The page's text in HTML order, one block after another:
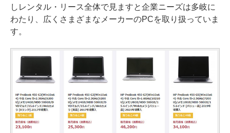
しレンタル・リース全体で見ますと企業ニーズは多岐に
わたり、広くさまざまなメーカーのPCを取り扱っていま
す。